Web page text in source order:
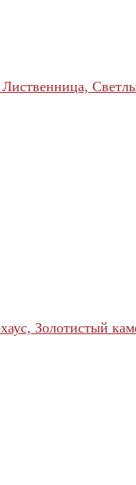
Золотистый